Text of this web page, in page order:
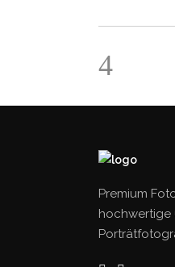
Premium
hochwertige